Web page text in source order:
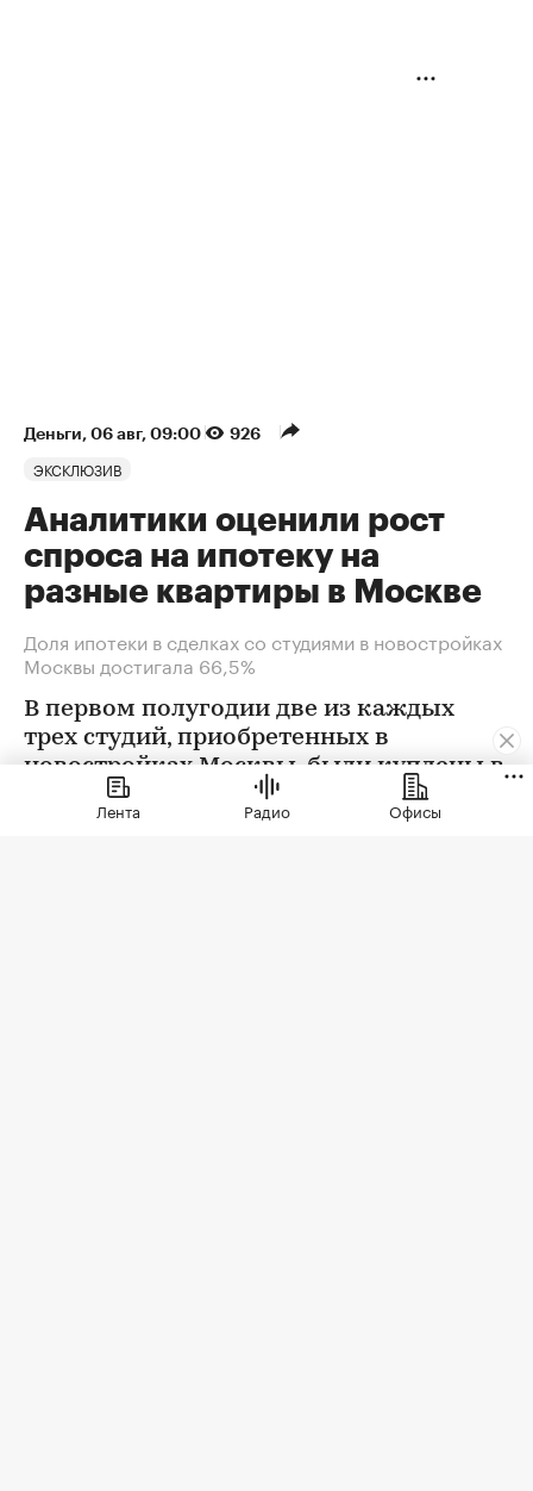
Деньги⁠, 06 авг, 09:00 926
ЭКСКЛЮЗИВ
Аналитики оценили рост
спроса на ипотеку на
разные квартиры в Москве
Доля ипотеки в сделках со студиями в новостройках
Москвы достигала 66,5%
В первом полугодии две из каждых
трех студий, приобретенных в
новостройках Москвы, были куплены в
ипотеку. В сегменте трешек ипотечных
сделок менее половины, а среди
Лента Радио Офисы